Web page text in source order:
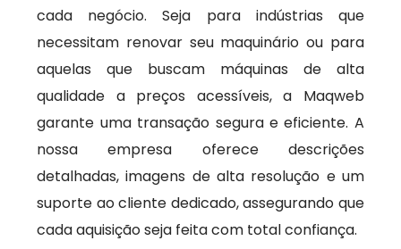
cada negócio. Seja para indústrias que
necessitam renovar seu maquinário ou para
aquelas que buscam máquinas de alta
qualidade a preços acessíveis, a Maqweb
garante uma transação segura e eficiente. A
nossa empresa oferece descrições
detalhadas, imagens de alta resolução e um
suporte ao cliente dedicado, assegurando que
cada aquisição seja feita com total confiança.